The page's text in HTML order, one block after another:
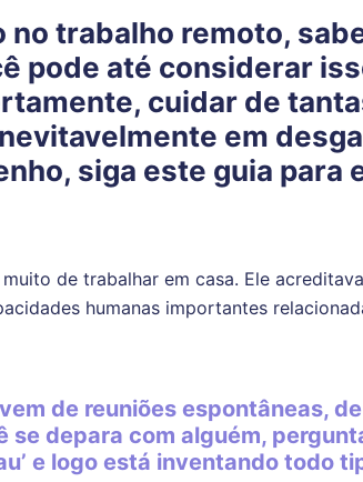
no trabalho remoto,
pode até considerar
cuidar de
em
siga este guia para
de trabalhar em casa. Ele
humanas importantes
de reuniões espontâneas,
se depara com alguém,
e logo está inventando todo